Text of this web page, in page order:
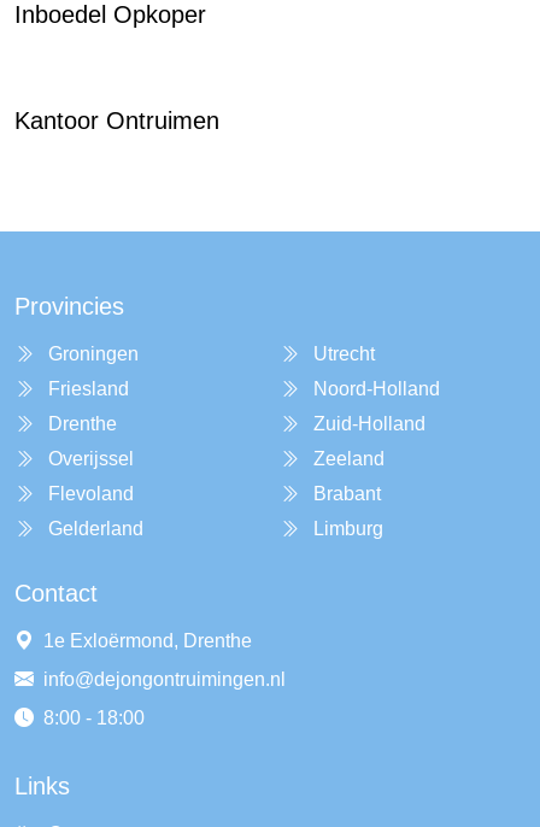
Inboedel Opkoper
Kantoor Ontruimen
Provincies
Groningen
Friesland
Drenthe
Overijssel
Flevoland
Gelderland
Utrecht
Noord-Holland
Zuid-Holland
Zeeland
Brabant
Limburg
Contact
1e Exloërmond, Drenthe
info@dejongontruimingen.nl
8:00 - 18:00
Links